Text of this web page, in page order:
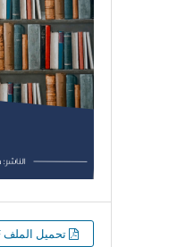
التنزيلاتتحميل الملف PDF